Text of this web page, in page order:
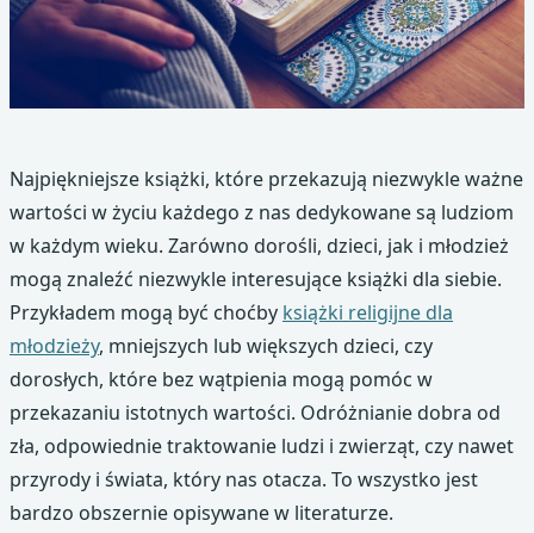
Najpiękniejsze książki, które przekazują niezwykle ważne
wartości w życiu każdego z nas dedykowane są ludziom
w każdym wieku. Zarówno dorośli, dzieci, jak i młodzież
mogą znaleźć niezwykle interesujące książki dla siebie.
Przykładem mogą być choćby książki religijne dla
młodzieży, mniejszych lub większych dzieci, czy
dorosłych, które bez wątpienia mogą pomóc w
przekazaniu istotnych wartości. Odróżnianie dobra od
zła, odpowiednie traktowanie ludzi i zwierząt, czy nawet
przyrody i świata, który nas otacza. To wszystko jest
bardzo obszernie opisywane w literaturze.